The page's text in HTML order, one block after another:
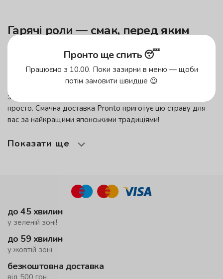
Гарячі роли — смак, перед яким
неможливо встояти
Японська кухня дивує різноманіттям. Пікантні соуси, свіжа
риба, незвичайні поєднання компонентів — якщо ви досі
не куштували теплі суші, настав саме час. Відтепер
замовити гарячі роли в Кам’янець-Подільському — дуже
просто. Смачна доставка Pronto приготує цю страву для
вас за найкращими японськими традиціями!
Показати ще
до 45 хвилин
у зеленій зоні!
до 59 хвилин
у жовтій зоні
безкоштовна доставка
від 500 грн
Пронто ще спить 😴
Працюємо з 10.00. Поки зазирни в меню — щоби
потім замовити швидше 😉